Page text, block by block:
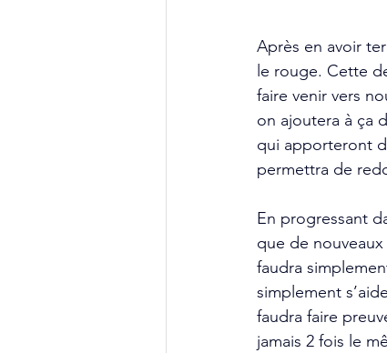
Après en avoir
le rouge. Cette
faire venir vers
on ajoutera à ça
qui apporteront
permettra de
En progressant
que de
faudra
simplement
faudra faire
jamais 2 fois le